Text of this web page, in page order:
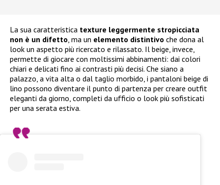
La sua caratteristica texture leggermente stropicciata
non è un difetto, ma un elemento distintivo che dona al
look un aspetto più ricercato e rilassato. Il beige, invece,
permette di giocare con moltissimi abbinamenti: dai colori
chiari e delicati fino ai contrasti più decisi. Che siano a
palazzo, a vita alta o dal taglio morbido, i pantaloni beige di
lino possono diventare il punto di partenza per creare outfit
eleganti da giorno, completi da ufficio o look più sofisticati
per una serata estiva.